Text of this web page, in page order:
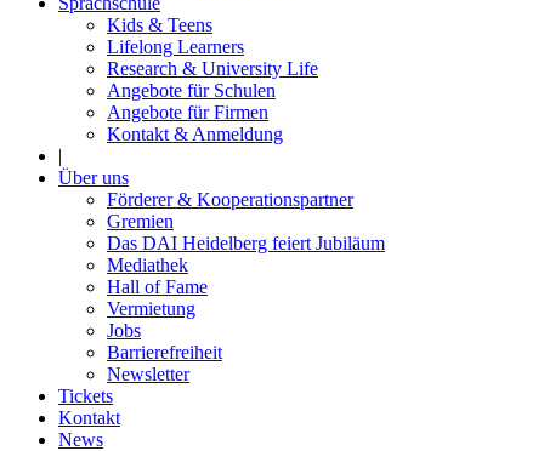
Kids & Teens
Lifelong Learners
Research & University Life
Angebote für Schulen
Angebote für Firmen
Kontakt & Anmeldung
|
Über uns
Förderer & Kooperationspartner
Gremien
Das DAI Heidelberg feiert Jubiläum
Mediathek
Hall of Fame
Vermietung
Jobs
Barrierefreiheit
Newsletter
Tickets
Kontakt
News